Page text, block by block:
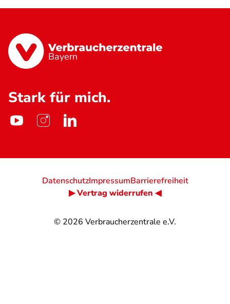
Bayern
Stark für mich.
© 2026 Verbraucherzentrale e.V.
DatenschutzImpressumBarrierefreiheit
▶ Vertrag widerrufen ◀